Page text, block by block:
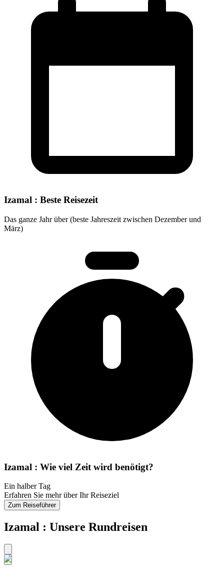
Izamal : Beste Reisezeit
Das ganze Jahr über (beste Jahreszeit zwischen Dezember und
März)
Izamal : Wie viel Zeit wird benötigt?
Ein halber Tag
Erfahren Sie mehr über Ihr Reiseziel
Zum Reiseführer
Izamal : Unsere Rundreisen